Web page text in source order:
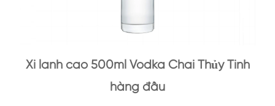
Xi lanh cao 500ml Vodka Chai Thủy Tinh
hàng đầu